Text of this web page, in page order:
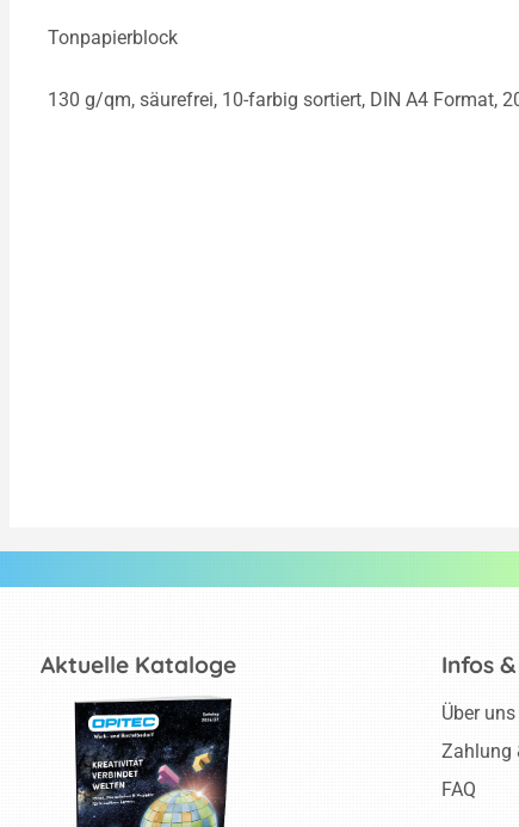
Tonpapierblock
130 g/qm, säurefrei, 10-farbig sortiert, DIN A4 Format,
Aktuelle Kataloge Infos
Über uns
Zahlung
FAQ